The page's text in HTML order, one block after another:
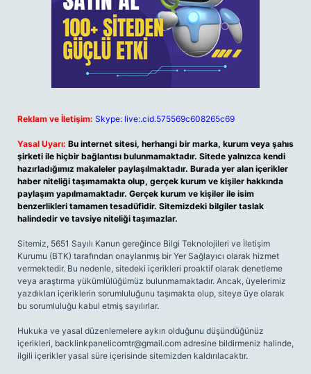
Reklam ve İletişim: Skype: live:.cid.575569c608265c69
Yasal Uyarı: Bu internet sitesi, herhangi bir marka, kurum veya şahıs
şirketi ile hiçbir bağlantısı bulunmamaktadır. Sitede yalnızca kendi
hazırladığımız makaleler paylaşılmaktadır. Burada yer alan içerikler
haber niteliği taşımamakta olup, gerçek kurum ve kişiler hakkında
paylaşım yapılmamaktadır. Gerçek kurum ve kişiler ile isim
benzerlikleri tamamen tesadüfidir. Sitemizdeki bilgiler taslak
halindedir ve tavsiye niteliği taşımazlar.
Sitemiz, 5651 Sayılı Kanun gereğince Bilgi Teknolojileri ve İletişim
Kurumu (BTK) tarafından onaylanmış bir Yer Sağlayıcı olarak hizmet
vermektedir. Bu nedenle, sitedeki içerikleri proaktif olarak denetleme
veya araştırma yükümlülüğümüz bulunmamaktadır. Ancak, üyelerimiz
yazdıkları içeriklerin sorumluluğunu taşımakta olup, siteye üye olarak
bu sorumluluğu kabul etmiş sayılırlar.
Hukuka ve yasal düzenlemelere aykırı olduğunu düşündüğünüz
içerikleri, backlinkpanelicomtr@gmail.com adresine bildirmeniz halinde,
ilgili içerikler yasal süre içerisinde sitemizden kaldırılacaktır.